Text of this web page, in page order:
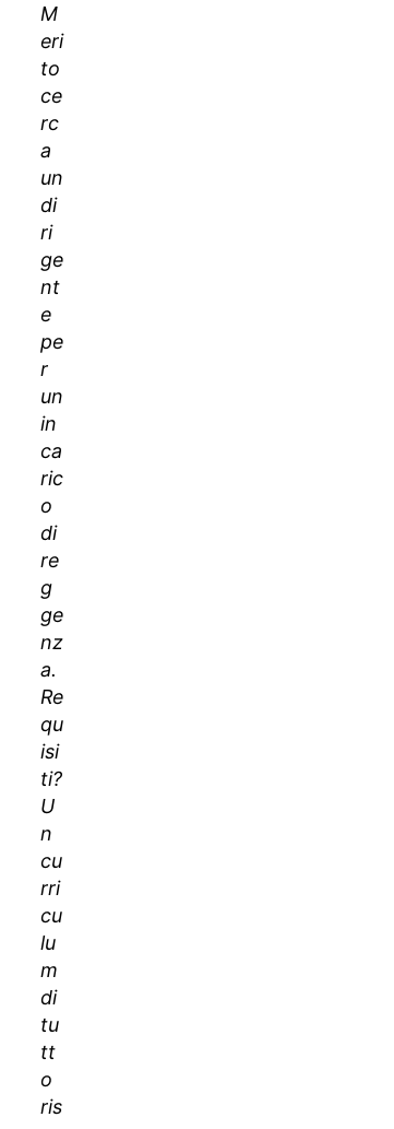
M
eri
to
ce
rc
a
un
di
ri
ge
nt
e
pe
r
un
in
ca
ric
o
di
re
g
ge
nz
a.
Re
qu
isi
ti?
U
n
cu
rri
cu
lu
m
di
tu
tt
o
ris